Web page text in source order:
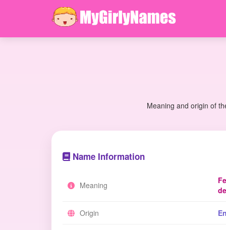
Meaning and origin of
Name Information
Meaning
Origin